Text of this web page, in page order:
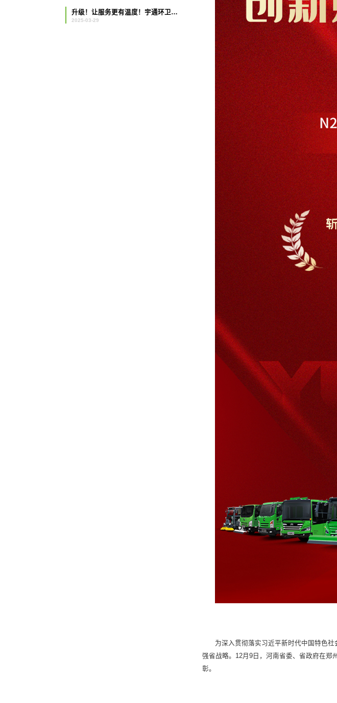
升级！让服务更有温度！宇通环卫新品暨智慧管家发布会圆满举办！
2025-03-29
为深入贯彻落实习近平新时代中国特色
强省战略。12月9日，河南省委、省政府在郑
彰。